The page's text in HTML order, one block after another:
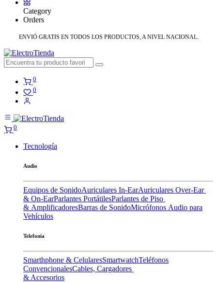
Category
Orders
ENVIÓ GRATIS EN TODOS LOS PRODUCTOS, A NIVEL NACIONAL.
0
0
0
Tecnología
Audio
Equipos de SonidoAuriculares In-EarAuriculares Over-Ear
& On-EarParlantes PortátilesParlantes de Piso
& AmplificadoresBarras de SonidoMicrófonos Audio para
Vehículos
Telefonía
Smarthphone & CelularesSmartwatchTeléfonos
ConvencionalesCables, Cargadores
& Accesorios